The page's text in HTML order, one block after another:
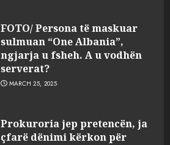
FOTO/ Persona të maskuar
sulmuan “One Albania”,
ngjarja u fsheh. A u vodhën
serverat?
MARCH 25, 2025
Prokuroria jep pretencën, ja
çfarë dënimi kërkon për